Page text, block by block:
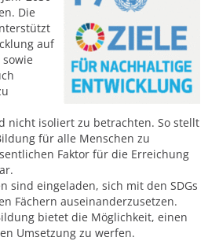
Die
auf
nicht isoliert zu betrachten. So stellt
für alle Menschen zu
Faktor für die Erreichung
sind eingeladen, sich mit den SDGs
Fächern auseinanderzusetzen.
bietet die Möglichkeit, einen
Umsetzung zu werfen.